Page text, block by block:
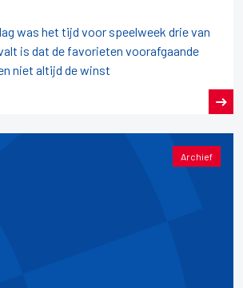
was het tijd voor speelweek drie van
is dat de favorieten voorafgaande
niet altijd de winst
Archief